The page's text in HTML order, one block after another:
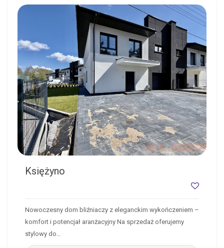
Księżyno
Nowoczesny dom bliźniaczy z eleganckim wykończeniem –
komfort i potencjał aranżacyjny Na sprzedaż oferujemy
stylowy do…